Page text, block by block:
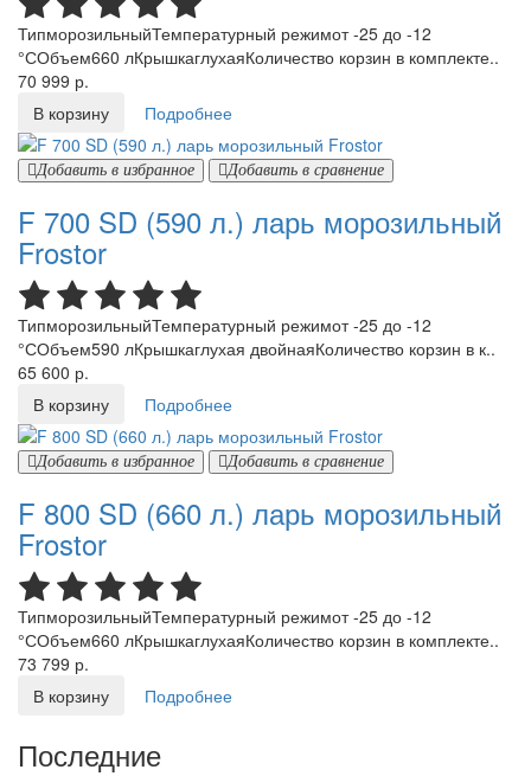
ТипморозильныйТемпературный режимот -25 до -12
°СОбъем660 лКрышкаглухаяКоличество корзин в комплекте..
70 999 р.
В корзину
Подробнее
Добавить в избранное Добавить в сравнение
F 700 SD (590 л.) ларь морозильный
Frostor
ТипморозильныйТемпературный режимот -25 до -12
°СОбъем590 лКрышкаглухая двойнаяКоличество корзин в к..
65 600 р.
В корзину
Подробнее
Добавить в избранное Добавить в сравнение
F 800 SD (660 л.) ларь морозильный
Frostor
ТипморозильныйТемпературный режимот -25 до -12
°СОбъем660 лКрышкаглухаяКоличество корзин в комплекте..
73 799 р.
В корзину
Подробнее
Последние